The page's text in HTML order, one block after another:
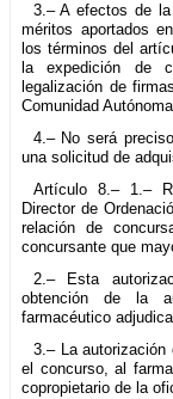
3.– A efectos de
méritos aportados
los términos del
la expedición de
legalización de
Comunidad
4.– No será
una solicitud de
Artículo 8.– 1.–
Director de
relación de
concursante que
2.– Esta
obtención de la
farmacéutico
3.– La
el concurso, al
copropietario de la